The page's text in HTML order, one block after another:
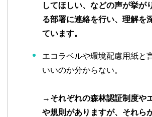
してほしい、などの声が挙が
る部署に連絡を行い、理解を
ています。
エコラベルや環境配慮用紙と
いいのか分からない。
→それぞれの森林認証制度や
や規則がありますが、それら